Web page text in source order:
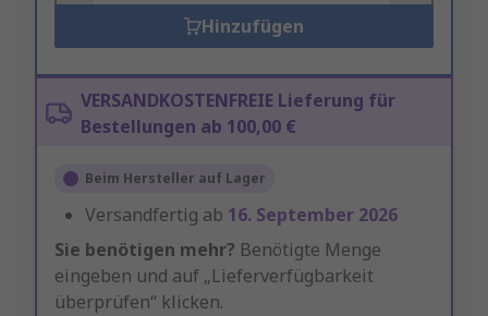
Hinzufügen
VERSANDKOSTENFREIE Lieferung für
Bestellungen ab 100,00 €
Beim Hersteller auf Lager
Versandfertig ab 16. September 2026
Sie benötigen mehr? Benötigte Menge
eingeben und auf „Lieferverfügbarkeit
überprüfen“ klicken.